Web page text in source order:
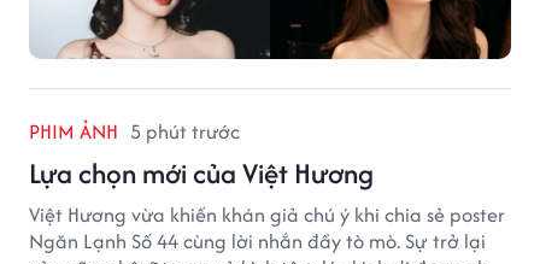
PHIM ẢNH 5 phút trước
Lựa chọn mới của Việt Hương
Việt Hương vừa khiến khán giả chú ý khi chia sẻ poster
Ngăn Lạnh Số 44 cùng lời nhắn đầy tò mò. Sự trở lại